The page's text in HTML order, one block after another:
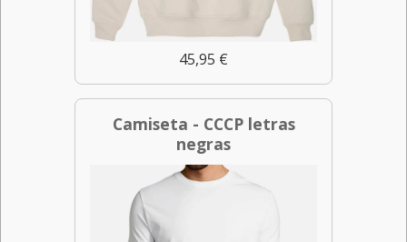
45,95 €
Camiseta - CCCP letras
negras